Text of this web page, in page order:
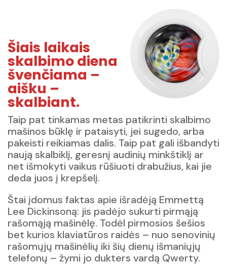
Šiais laikais
skalbimo diena
švenčiama –
aišku –
skalbiant.
Taip pat tinkamas metas patikrinti skalbimo
mašinos būklę ir pataisyti, jei sugedo, arba
pakeisti reikiamas dalis. Taip pat gali išbandyti
naują skalbiklį, geresnį audinių minkštiklį ar
net išmokyti vaikus rūšiuoti drabužius, kai jie
deda juos į krepšelį.
Štai įdomus faktas apie išradėją Emmettą
Lee Dickinsoną: jis padėjo sukurti pirmąją
rašomąją mašinėlę. Todėl pirmosios šešios
bet kurios klaviatūros raidės – nuo senovinių
rašomųjų mašinėlių iki šių dienų išmaniųjų
telefonų – žymi jo dukters vardą Qwerty.